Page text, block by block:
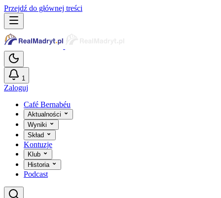
Przejdź do głównej treści
1
Zaloguj
Café Bernabéu
Aktualności
Wyniki
Skład
Kontuzje
Klub
Historia
Podcast